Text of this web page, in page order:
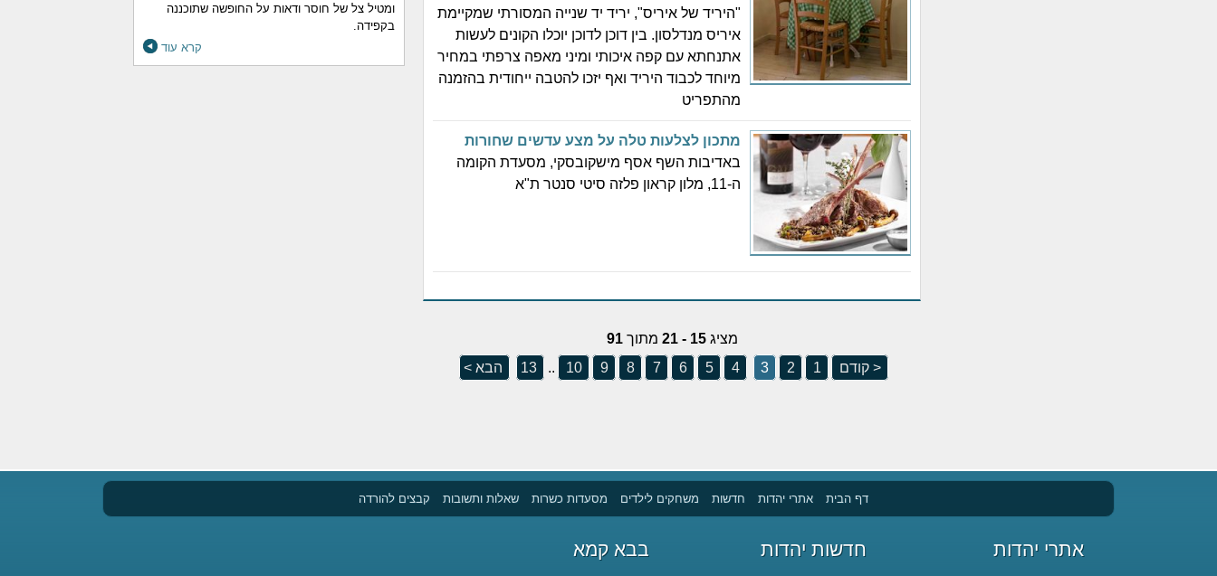
ומטיל צל של חוסר ודאות על החופשה שתוכננה
בקפידה.
קרא עוד
"היריד של איריס", יריד יד שנייה המסורתי שמקיימת
איריס מנדלסון. בין דוכן לדוכן יוכלו הקונים לעשות
אתנחתא עם קפה איכותי ומיני מאפה צרפתי במחיר
מיוחד לכבוד היריד ואף יזכו להטבה ייחודית בהזמנה
מהתפריט
מתכון לצלעות טלה על מצע עדשים שחורות
באדיבות השף אסף מישקובסקי, מסעדת הקומה
ה-11, מלון קראון פלזה סיטי סנטר ת"א
מציג15 - 21 מתוך91
< קודם
1
2
3
4
5
6
7
8
9
10
..
13 הבא >
דף הבית אתרי יהדות חדשות משחקים לילדים מסעדות כשרות שאלות ותשובות קבצים להורדה
אתרי יהדות חדשות יהדות בבא קמא